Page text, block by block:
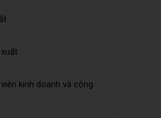
kinh doanh và cộng